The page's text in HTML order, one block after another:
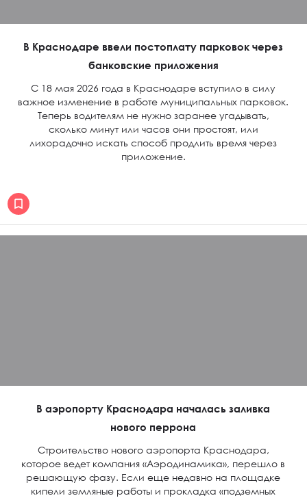
В Краснодаре ввели постоплату парковок через
банковские приложения
С 18 мая 2026 года в Краснодаре вступило в силу
важное изменение в работе муниципальных парковок.
Теперь водителям не нужно заранее угадывать,
сколько минут или часов они простоят, или
лихорадочно искать способ продлить время через
приложение.
В аэропорту Краснодара началась заливка
нового перрона
Строительство нового аэропорта Краснодара,
которое ведет компания «Аэродинамика», перешло в
решающую фазу. Если еще недавно на площадке
кипели земляные работы и прокладка «подземных